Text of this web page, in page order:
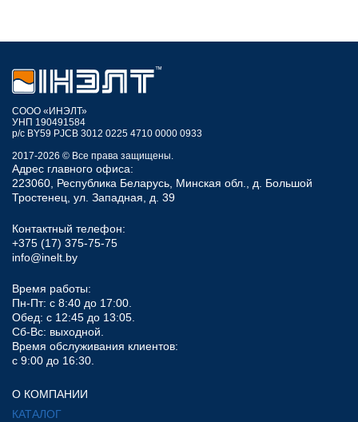
СООО «ИНЭЛТ»
УНП 190491584
р/с BY59 PJCB 3012 0225 4710 0000 0933
2017-2026 © Все права защищены.
Адрес главного офиса:
223060, Республика Беларусь, Минская обл., д. Большой
Тростенец, ул. Западная, д. 39
Контактный телефон:
+375 (17) 375-75-75
info@inelt.by
Время работы:
Пн-Пт: с 8:40 до 17:00.
Обед: с 12:45 до 13:05.
Сб-Вс: выходной.
Время обслуживания клиентов:
с 9:00 до 16:30.
О КОМПАНИИ
КАТАЛОГ